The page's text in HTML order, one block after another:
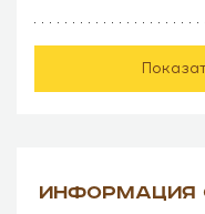
ИНФОРМАЦИЯ